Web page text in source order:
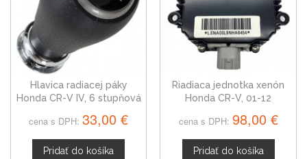
Hlavica radiacej páky
Honda CR-V IV, 6 stupňová
cena s DPH: 33,00 €
Pridať do košíka
Riadiaca jednotka xenón
Honda CR-V, 01-12
cena s DPH: 98,00 €
Pridať do košíka